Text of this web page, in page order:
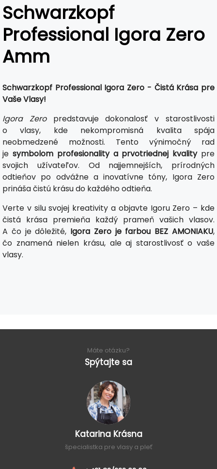
Schwarzkopf
Professional Igora Zero
Amm
Schwarzkopf Professional Igora Zero - Čistá Krása pre
Vaše Vlasy!
Igora Zeropredstavuje dokonalosť v starostlivosti
o vlasy, kde nekompromisná kvalita spája
neobmedzené možnosti. Tento výnimočný rad
je symbolom profesionality a prvotriednej kvalitypre
svojich užívateľov. Od najjemnejších, prírodných
odtieňov po odvážne a inovatívne tóny, Igora Zero
prináša čistú krásu do každého odtieňa.
Verte v silu svojej kreativity a objavte Igoru Zero – kde
čistá krása premieňa každý prameň vašich vlasov.
A čo je dôležité, Igora Zero je farbou BEZ AMONIAKU,
čo znamená nielen krásu, ale aj starostlivosť o vaše
vlasy.
Máte otázku?
Spýtajte sa
Katarina Krásna
špecialistka pre vlasy a pleť